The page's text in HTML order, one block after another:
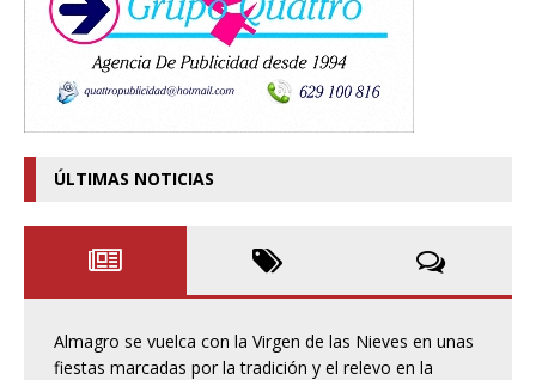
ÚLTIMAS NOTICIAS
Almagro se vuelca con la Virgen de las Nieves en unas
fiestas marcadas por la tradición y el relevo en la